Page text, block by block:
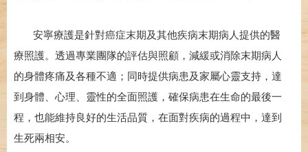
安寧療護是針對癌症末期及其他疾病末期病人提供的醫
療照護。透過專業團隊的評估與照顧，減緩或消除末期病人
的身體疼痛及各種不適；同時提供病患及家屬心靈支持，達
到身體、心理、靈性的全面照護，確保病患在生命的最後一
程，也能維持良好的生活品質，在面對疾病的過程中，達到
生死兩相安。